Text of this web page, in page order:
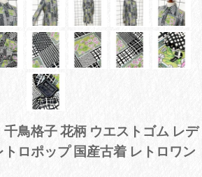
鳥格子 花柄 ウエストゴム レデ
トロポップ 国産古着 レトロワン